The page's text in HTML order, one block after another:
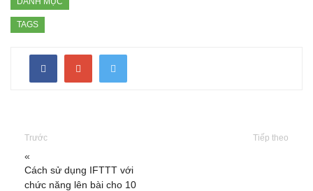
TAGS
Trước
«
Cách sử dụng IFTTT với
chức năng lên bài cho 10
Tiếp theo